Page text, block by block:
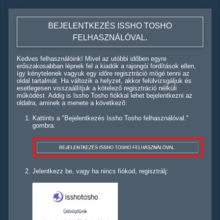
BEJELENTKEZÉS ISSHO TOSHO
FELHASZNÁLÓVAL.
Kedves felhasználóink! Mivel az utóbbi időben egyre
erőszakosabban lépnek fel a kiadók a rajongói fordítások ellen,
így kénytelenek vagyuk egy időre regisztráció mögé tenni az
oldal tartalmát. Ha változik a helyzet, akkor felülvizsgáljuk és
esetlegesen visszaállítjuk a kötelező regisztráció nélküli
működést. Addig is Issho Tosho fiókkal lehet bejelentkezni az
oldalra, aminek a menete a következő:
Kattints a "Bejelentkezés Issho Tosho felhasználóval."
gombra:
Jelentkezz be, vagy ha nincs fiókod, regisztrálj: